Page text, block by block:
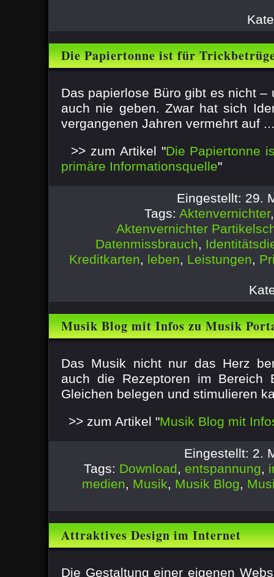
Die Papiertonne ist für
Das papierlose Büro gibt es nicht –
auch nie geben. Zwar hat sich
vergangenen Jahren vermehrt auf ...
>> zum Artikel "Die Papiertonne
primäre Informationsquelle"
Eingestellt: 29.
Tags: Aktenvernichter
Aktenvernichter
Datenmissbrauch,
Kreditkarten, leben, Leistungen,
Musik Blog mit Infos zu Musik
Das Musik nicht nur das Herz
auch die Rezeptoren im Bereich
Gleichen belegen und stimulieren
>> zum Artikel "Musik Blog mit
Eingestellt: 2.
Tags: Download, entspannung,
medien, Musik, Musik Blog,
Attraktives Design im Internet
Die Gestaltung einer eigenen